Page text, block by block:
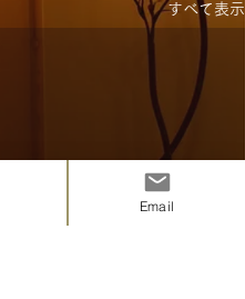
すべて表示
Email